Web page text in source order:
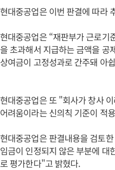
현대중공업은 이번 판결에 따라
현대중공업은 “재판부가 근로기
을 초과해서 지급하는 금액을 공
상여금이 고정성과로 간주돼 아
현대중공업은 또 "회사가 창사
어려움이라는 신의칙 기준이 적
현대중공업은 판결내용을 검토
임금이 인정되지 않은 부분에 대
로 평가한다"고 밝혔다.